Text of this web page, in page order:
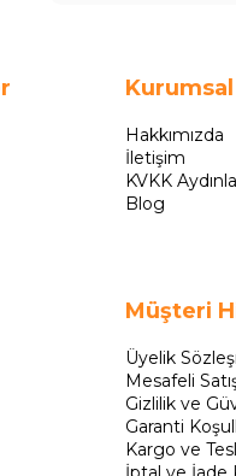
Kurumsal
Hakkımızda
İletişim
KVKK
Blog
Müşteri
Üyelik
Mesafeli
Gizlilik ve
Garanti
Kargo ve